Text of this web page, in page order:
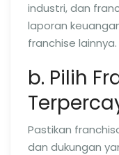
industri, dan
laporan
franchise lainnya.
b. Pilih
Pastikan
dan dukungan